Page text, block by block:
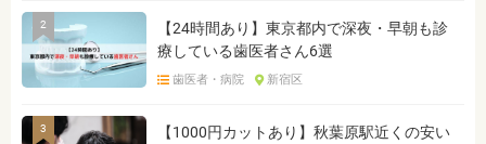
2
【24時間あり】東京都内で深夜・早朝も診
療している歯医者さん6選
歯医者・病院 新宿区
3
【1000円カットあり】秋葉原駅近くの安い